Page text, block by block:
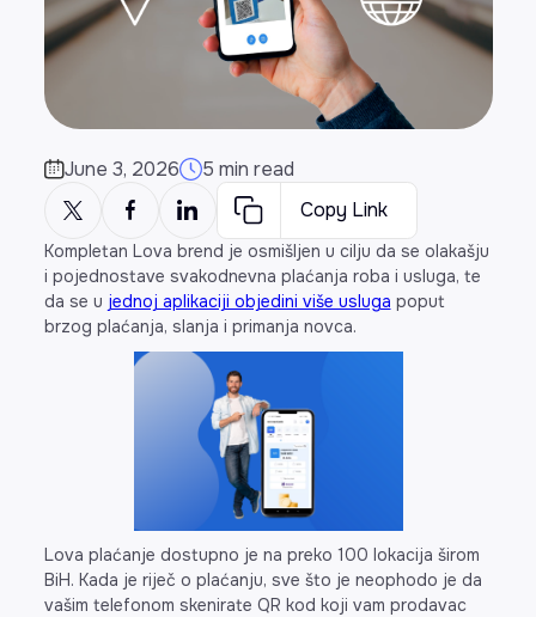
June 3, 2026
5 min read
Copy Link
Kompletan Lova brend je osmišljen u cilju da se olakašju
i pojednostave svakodnevna plaćanja roba i usluga, te
da se u jednoj aplikaciji objedini više usluga poput
brzog plaćanja, slanja i primanja novca.
Lova plaćanje dostupno je na preko 100 lokacija širom
BiH. Kada je riječ o plaćanju, sve što je neophodo je da
vašim telefonom skenirate QR kod koji vam prodavac